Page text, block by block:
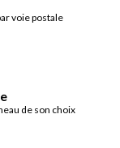
voie postale
de son choix